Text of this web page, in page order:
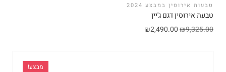
טבעות אירוסין במבצע 2024
טבעת אירוסין דגם ג'יין
₪9,325.00
₪2,490.00
מבצע!